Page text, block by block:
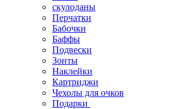
скулоданы
Перчатки
Бабочки
Баффы
Подвески
Зонты
Наклейки
Картриджи
Чехолы для очков
Подарки